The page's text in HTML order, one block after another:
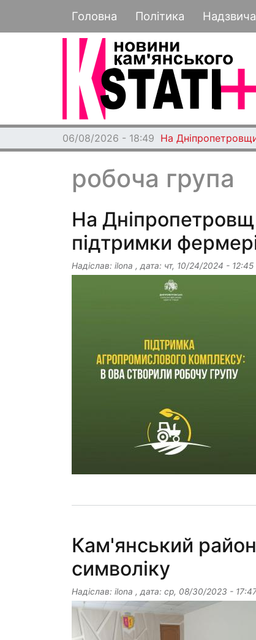
Основная
Головна Політика
06/08/2026 - 18:49 На
робоча група
На
підтримки
Надіслав: ilona , дата: чт, 10/24/2024 - 12:45
Кам'янський
символіку
Надіслав: ilona , дата: ср, 08/30/2023 -